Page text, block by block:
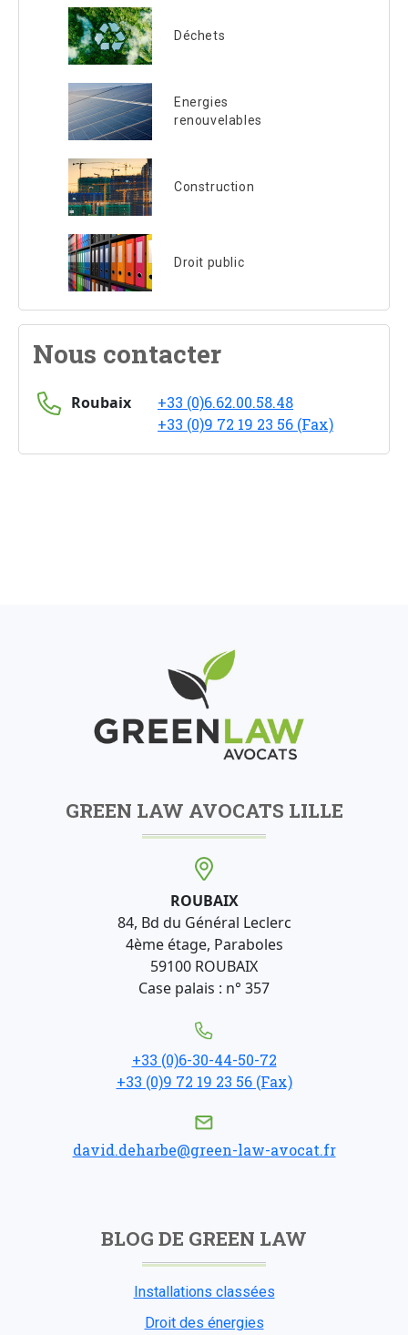
Déchets
Energies
renouvelables
Construction
Droit public
Nous contacter
Roubaix
+33 (0)6.62.00.58.48
+33 (0)9 72 19 23 56 (Fax)
GREEN LAW AVOCATS LILLE
ROUBAIX
84, Bd du Général Leclerc
4ème étage, Paraboles
59100 ROUBAIX
Case palais : n° 357
+33 (0)6-30-44-50-72
+33 (0)9 72 19 23 56 (Fax)
david.deharbe@green-law-avocat.fr
BLOG DE GREEN LAW
Installations classées
Droit des énergies